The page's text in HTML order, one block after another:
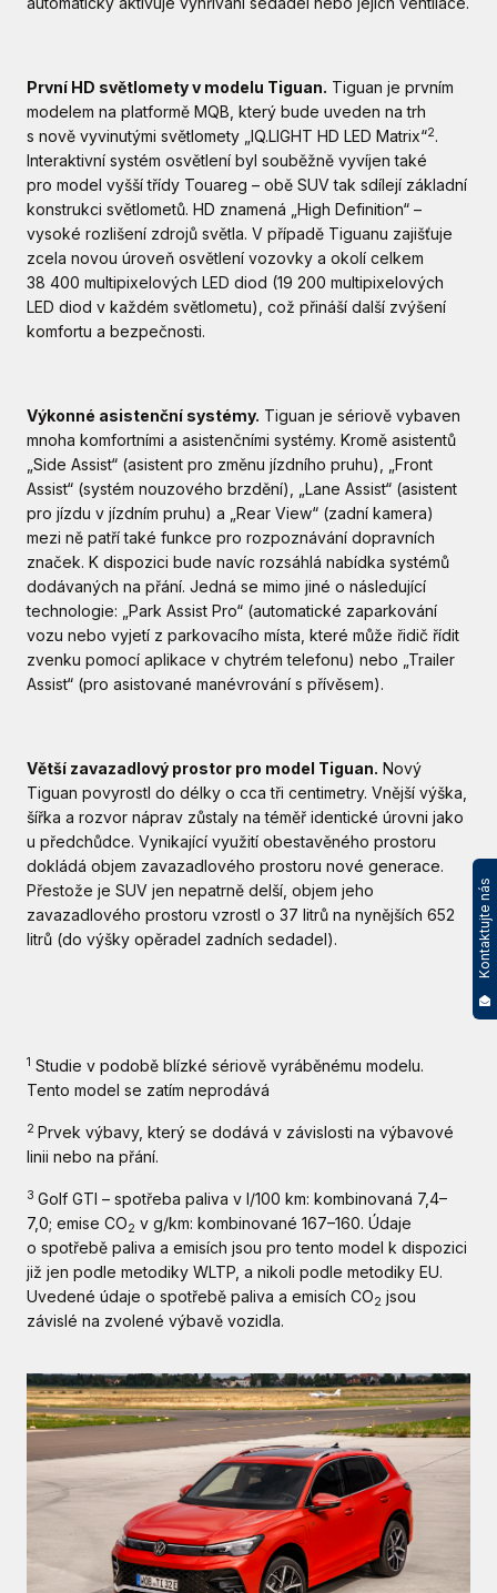
První HD světlomety v modelu Tiguan. Tiguan je prvním
modelem na platformě MQB, který bude uveden na trh
s nově vyvinutými světlomety „IQ.LIGHT HD LED Matrix“2.
Interaktivní systém osvětlení byl souběžně vyvíjen také
pro model vyšší třídy Touareg – obě SUV tak sdílejí základní
konstrukci světlometů. HD znamená „High Definition“ –
vysoké rozlišení zdrojů světla. V případě Tiguanu zajišťuje
zcela novou úroveň osvětlení vozovky a okolí celkem
38 400 multipixelových LED diod (19 200 multipixelových
LED diod v každém světlometu), což přináší další zvýšení
komfortu a bezpečnosti.
Výkonné asistenční systémy. Tiguan je sériově vybaven
mnoha komfortními a asistenčními systémy. Kromě asistentů
„Side Assist“ (asistent pro změnu jízdního pruhu), „Front
Assist“ (systém nouzového brzdění), „Lane Assist“ (asistent
pro jízdu v jízdním pruhu) a „Rear View“ (zadní kamera)
mezi ně patří také funkce pro rozpoznávání dopravních
značek. K dispozici bude navíc rozsáhlá nabídka systémů
dodávaných na přání. Jedná se mimo jiné o následující
technologie: „Park Assist Pro“ (automatické zaparkování
vozu nebo vyjetí z parkovacího místa, které může řidič řídit
zvenku pomocí aplikace v chytrém telefonu) nebo „Trailer
Assist“ (pro asistované manévrování s přívěsem).
Větší zavazadlový prostor pro model Tiguan. Nový
Tiguan povyrostl do délky o cca tři centimetry. Vnější výška,
šířka a rozvor náprav zůstaly na téměř identické úrovni jako
u předchůdce. Vynikající využití obestavěného prostoru
dokládá objem zavazadlového prostoru nové generace.
Přestože je SUV jen nepatrně delší, objem jeho
zavazadlového prostoru vzrostl o 37 litrů na nynějších 652
litrů (do výšky opěradel zadních sedadel).
1 Studie v podobě blízké sériově vyráběnému modelu.
Tento model se zatím neprodává
2 Prvek výbavy, který se dodává v závislosti na výbavové
linii nebo na přání.
3 Golf GTI – spotřeba paliva v l/100 km: kombinovaná 7,4–
7,0; emise CO2 v g/km: kombinované 167–160. Údaje
o spotřebě paliva a emisích jsou pro tento model k dispozici
již jen podle metodiky WLTP, a nikoli podle metodiky EU.
Uvedené údaje o spotřebě paliva a emisích CO2 jsou
závislé na zvolené výbavě vozidla.
Kontaktujte nás